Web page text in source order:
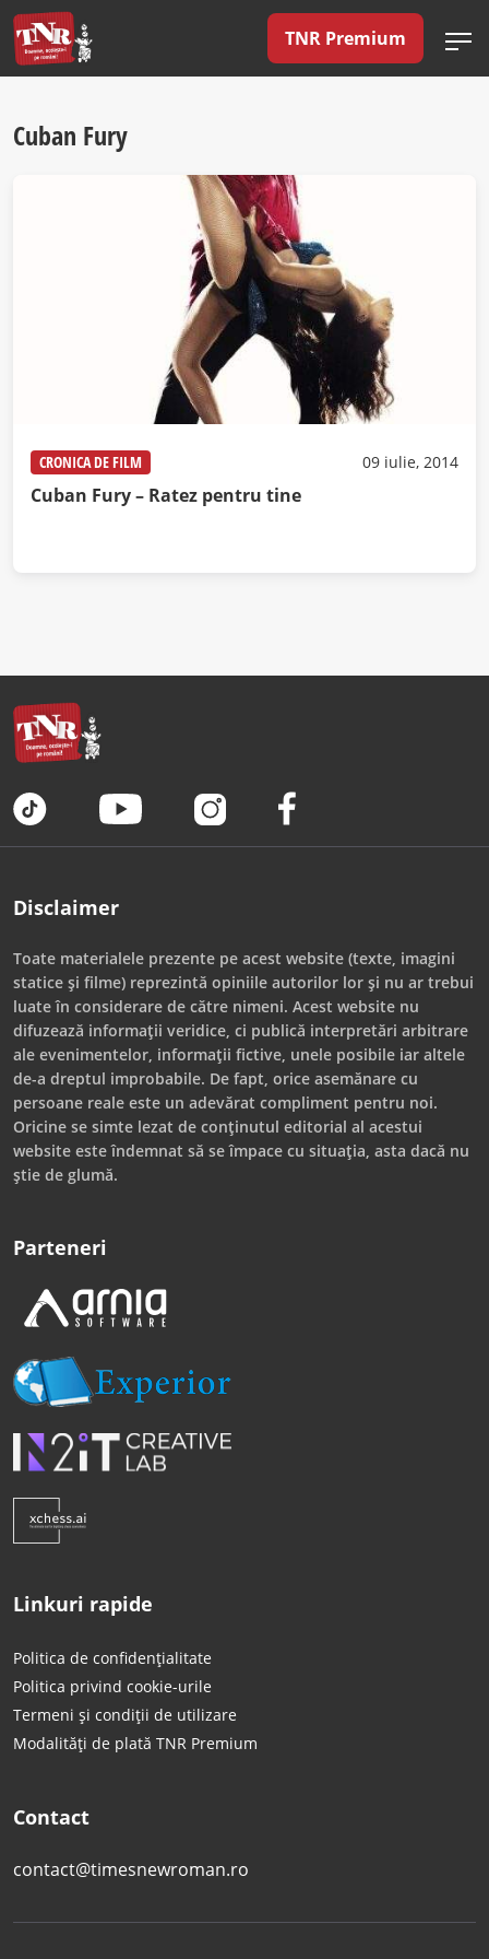
TNR Premium
Cuban Fury
CRONICA DE FILM 09 iulie, 2014
Cuban Fury – Ratez pentru tine
Disclaimer
Toate materialele prezente pe acest website (texte, imagini
statice și filme) reprezintă opiniile autorilor lor și nu ar trebui
luate în considerare de către nimeni. Acest website nu
difuzează informații veridice, ci publică interpretări arbitrare
ale evenimentelor, informații fictive, unele posibile iar altele
de-a dreptul improbabile. De fapt, orice asemănare cu
persoane reale este un adevărat compliment pentru noi.
Oricine se simte lezat de conținutul editorial al acestui
website este îndemnat să se împace cu situația, asta dacă nu
știe de glumă.
Parteneri
Linkuri rapide
Politica de confidențialitate
Politica privind cookie-urile
Termeni și condiții de utilizare
Modalități de plată TNR Premium
Contact
contact@timesnewroman.ro